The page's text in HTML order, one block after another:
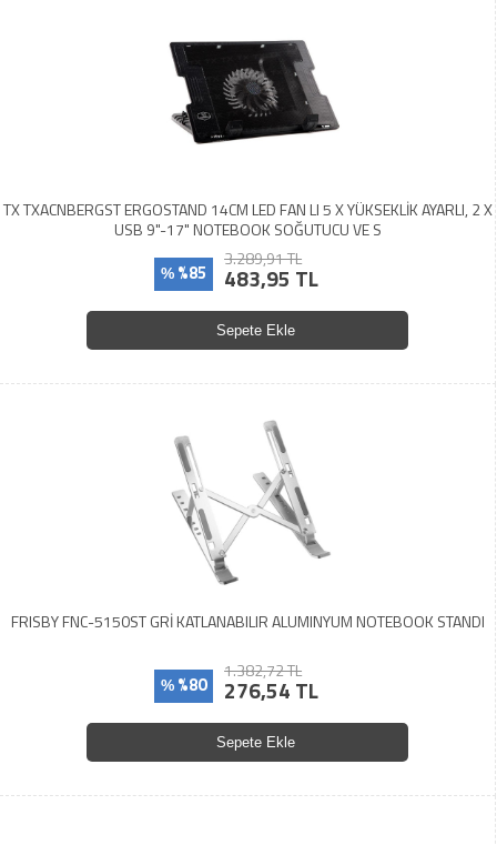
TX TXACNBERGST ERGOSTAND 14CM LED FAN LI 5 X YÜKSEKLİK AYARLI, 2 X
USB 9"-17" NOTEBOOK SOĞUTUCU VE S
% %85
3.289,91 TL
483,95 TL
Sepete Ekle
FRISBY FNC-5150ST GRİ KATLANABILIR ALUMINYUM NOTEBOOK STANDI
% %80
1.382,72 TL
276,54 TL
Sepete Ekle